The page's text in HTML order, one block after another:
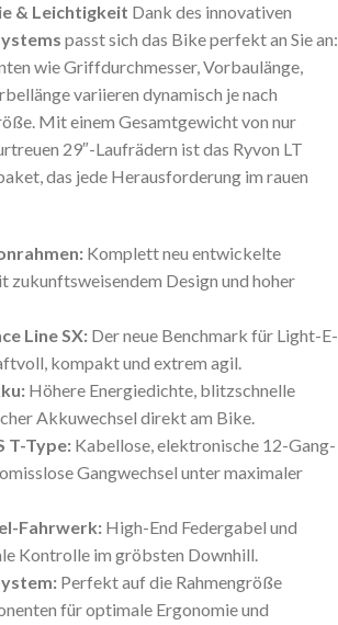
& Leichtigkeit Dank des innovativen
passt sich das Bike perfekt an Sie an:
wie Griffdurchmesser, Vorbaulänge,
variieren dynamisch je nach
Mit einem Gesamtgewicht von nur
29″-Laufrädern ist das Ryvon LT
das jede Herausforderung im rauen
Komplett neu entwickelte
zukunftsweisendem Design und hoher
Line SX: Der neue Benchmark für Light-E-
kompakt und extrem agil.
Höhere Energiedichte, blitzschnelle
Akkuwechsel direkt am Bike.
T-Type: Kabellose, elektronische 12-Gang-
Gangwechsel unter maximaler
Fahrwerk: High-End Federgabel und
Kontrolle im gröbsten Downhill.
Perfekt auf die Rahmengröße
für optimale Ergonomie und